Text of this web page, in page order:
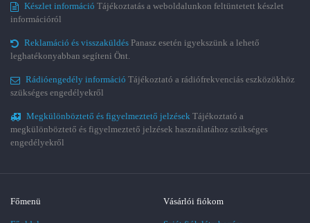
Készlet információ Tájékoztatás a weboldalunkon feltüntetett készlet
információról
Reklamáció és visszaküldés Panasz esetén igyekszünk a lehető
leghatékonyabban segíteni Önt.
Rádióengedély információ Tájékoztató a rádiófrekvenciás eszközökhöz
szükséges engedélyekről
Megkülönböztető és figyelmeztető jelzések Tájékoztató a
megkülönböztető és figyelmeztető jelzések használatához szükséges
engedélyekről
Főmenü Vásárlói fiókom